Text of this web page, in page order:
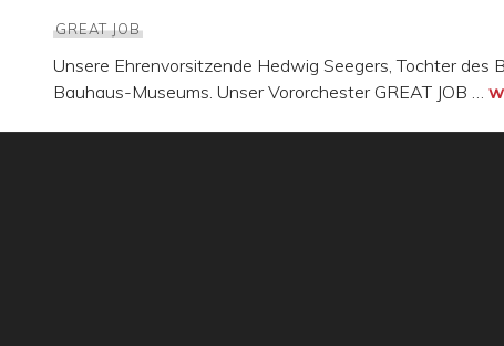
GREAT JOB
Unsere Ehrenvorsitzende Hedwig Seegers, Tochter
Bauhaus-Museums. Unser Vororchester GREAT JOB …